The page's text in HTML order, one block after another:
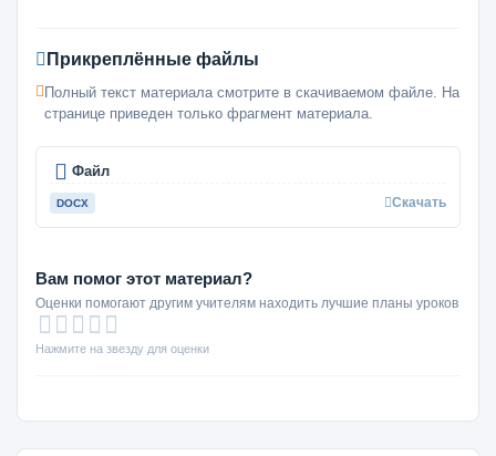
Прикреплённые файлы
Полный текст материала смотрите в скачиваемом файле. На
странице приведен только фрагмент материала.
Файл
DOCX Скачать
Вам помог этот материал?
Оценки помогают другим учителям находить лучшие планы уроков
Нажмите на звезду для оценки